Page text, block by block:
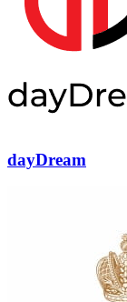
dayDream